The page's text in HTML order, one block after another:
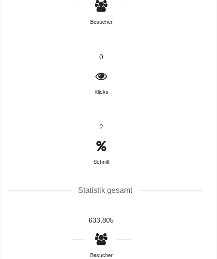
Besucher
0
Klicks
2
Schnitt
Statistik gesamt
633,805
Besucher